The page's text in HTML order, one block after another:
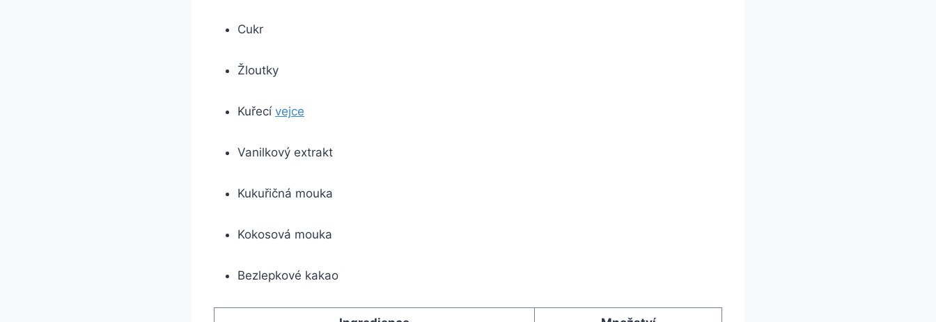
Cukr
Žloutky
Kuřecí vejce
Vanilkový extrakt
Kukuřičná mouka
Kokosová mouka
Bezlepkové kakao